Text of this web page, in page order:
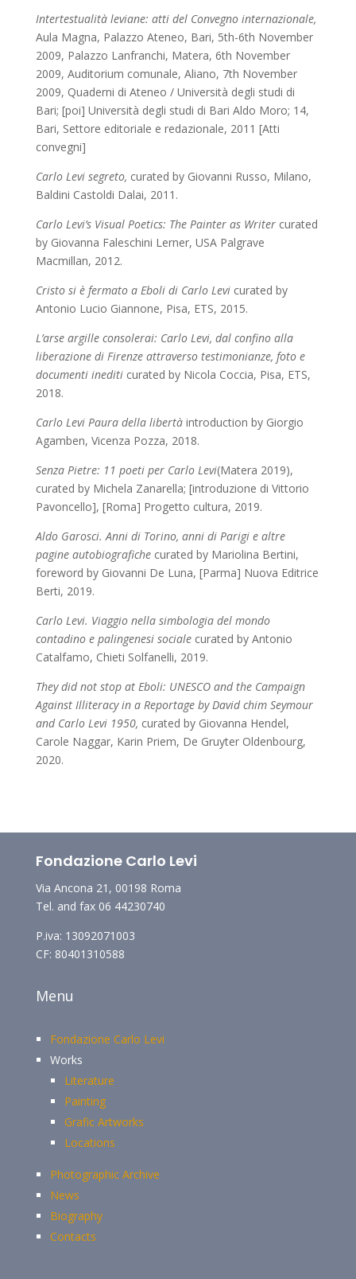
Intertestualità leviane: atti del Convegno internazionale,
Aula Magna, Palazzo Ateneo, Bari, 5th-6th November
2009, Palazzo Lanfranchi, Matera, 6th November
2009, Auditorium comunale, Aliano, 7th November
2009, Quaderni di Ateneo / Università degli studi di
Bari; [poi] Università degli studi di Bari Aldo Moro; 14,
Bari, Settore editoriale e redazionale, 2011 [Atti
convegni]
Carlo Levi segreto, curated by Giovanni Russo, Milano,
Baldini Castoldi Dalai, 2011.
Carlo Levi’s Visual Poetics: The Painter as Writer curated
by Giovanna Faleschini Lerner, USA Palgrave
Macmillan, 2012.
Cristo si è fermato a Eboli di Carlo Levi curated by
Antonio Lucio Giannone, Pisa, ETS, 2015.
L’arse argille consolerai: Carlo Levi, dal confino alla
liberazione di Firenze attraverso testimonianze, foto e
documenti inediti curated by Nicola Coccia, Pisa, ETS,
2018.
Carlo Levi Paura della libertà introduction by Giorgio
Agamben, Vicenza Pozza, 2018.
Senza Pietre: 11 poeti per Carlo Levi(Matera 2019),
curated by Michela Zanarella; [introduzione di Vittorio
Pavoncello], [Roma] Progetto cultura, 2019.
Aldo Garosci. Anni di Torino, anni di Parigi e altre
pagine autobiografichecurated by Mariolina Bertini,
foreword by Giovanni De Luna, [Parma] Nuova Editrice
Berti, 2019.
Carlo Levi. Viaggio nella simbologia del mondo
contadino e palingenesi sociale curated by Antonio
Catalfamo, Chieti Solfanelli, 2019.
They did not stop at Eboli: UNESCO and the Campaign
Against Illiteracy in a Reportage by David chim Seymour
and Carlo Levi 1950, curated by Giovanna Hendel,
Carole Naggar, Karin Priem, De Gruyter Oldenbourg,
2020.
Fondazione Carlo Levi
Via Ancona 21, 00198 Roma
Tel. and fax 06 44230740
P.iva: 13092071003
CF: 80401310588
Menu
Fondazione Carlo Levi
Works
Literature
Painting
Grafic Artworks
Locations
Photographic Archive
News
Biography
Contacts